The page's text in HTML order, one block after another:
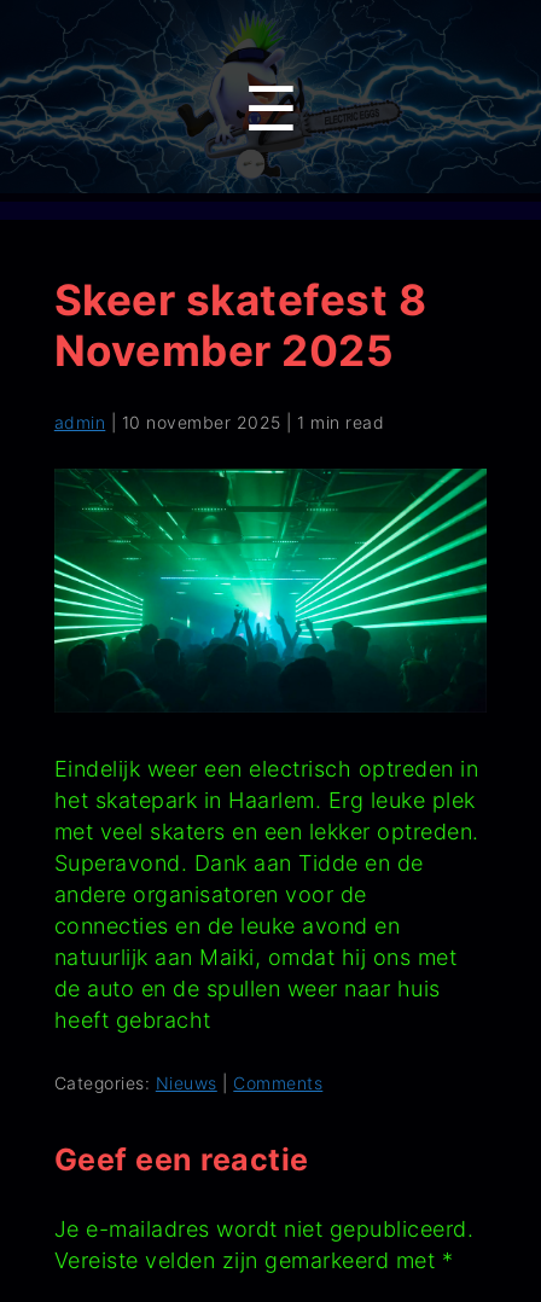
☰Menu
Skeer skatefest 8
November 2025
admin 10 november 2025 1 min read
Eindelijk weer een electrisch optreden in
het skatepark in Haarlem. Erg leuke plek
met veel skaters en een lekker optreden.
Superavond. Dank aan Tidde en de
andere organisatoren voor de
connecties en de leuke avond en
natuurlijk aan Maiki, omdat hij ons met
de auto en de spullen weer naar huis
heeft gebracht
Categories: Nieuws Comments
Geef een reactie
Je e-mailadres wordt niet gepubliceerd.
Vereiste velden zijn gemarkeerd met *